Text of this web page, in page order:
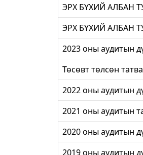
ЭРХ БҮХИЙ АЛБАН
ЭРХ БҮХИЙ АЛБАН
2023 оны аудитын
Төсөвт төлсөн
2022 оны аудитын
2021 оны аудитын
2020 оны аудитын
2019 оны аудитын